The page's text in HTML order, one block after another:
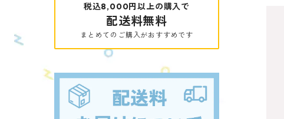
税込8,000円以上の購入で
配送料無料
まとめてのご購入がおすすめです